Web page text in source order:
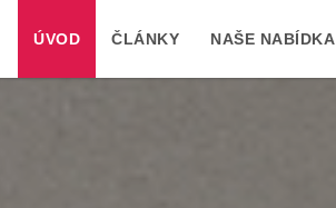
ÚVOD ČLÁNKY NAŠE NABÍDKA